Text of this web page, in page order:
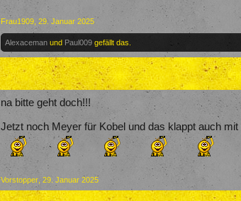
Frau1909 29. Januar 2025
Alexaceman und Paul009 gefällt das.
na bitte geht doch!!!
Jetzt noch Meyer für Kobel und das klappt auch
Vorstopper 29. Januar 2025